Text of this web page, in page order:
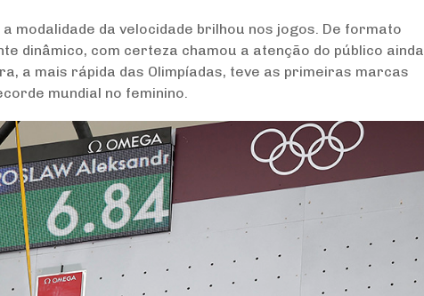
modalidade da velocidade brilhou nos jogos. De formato
dinâmico, com certeza chamou a atenção do público ainda
a mais rápida das Olimpíadas, teve as primeiras marcas
mundial no feminino.